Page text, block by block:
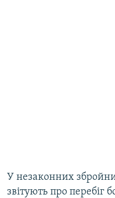
У незаконних
звітують про перебіг